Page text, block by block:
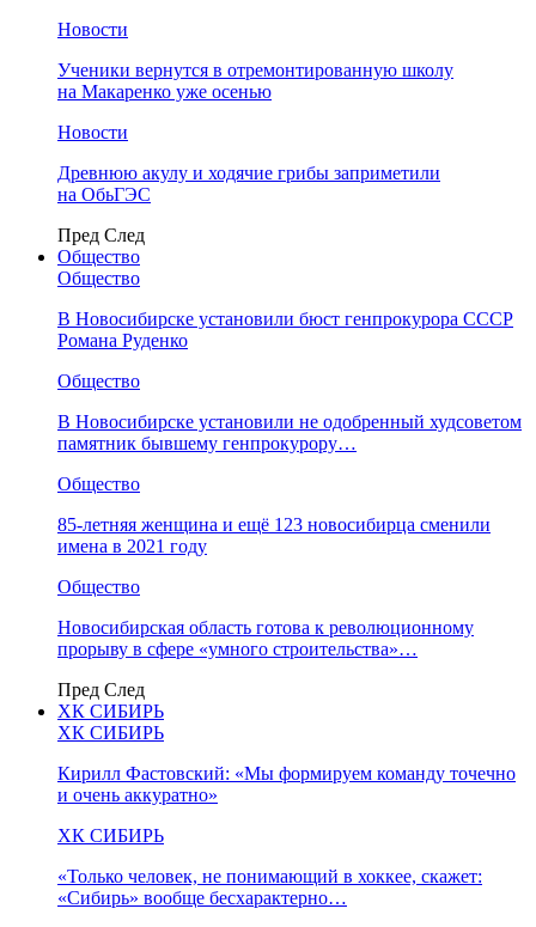
Новости
Ученики вернутся в отремонтированную школу
на Макаренко уже осенью
Новости
Древнюю акулу и ходячие грибы заприметили
на ОбьГЭС
Пред След
Общество
Общество
В Новосибирске установили бюст генпрокурора СССР
Романа Руденко
Общество
В Новосибирске установили не одобренный худсоветом
памятник бывшему генпрокурору…
Общество
85-летняя женщина и ещё 123 новосибирца сменили
имена в 2021 году
Общество
Новосибирская область готова к революционному
прорыву в сфере «умного строительства»…
Пред След
ХК СИБИРЬ
ХК СИБИРЬ
Кирилл Фастовский: «Мы формируем команду точечно
и очень аккуратно»
ХК СИБИРЬ
«Только человек, не понимающий в хоккее, скажет:
«Сибирь» вообще бесхарактерно…